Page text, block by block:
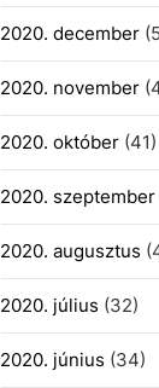
2020. december
2020. november
2020. október(41)
2020. szeptember
2020. augusztus
2020. július (32)
2020. június (34)